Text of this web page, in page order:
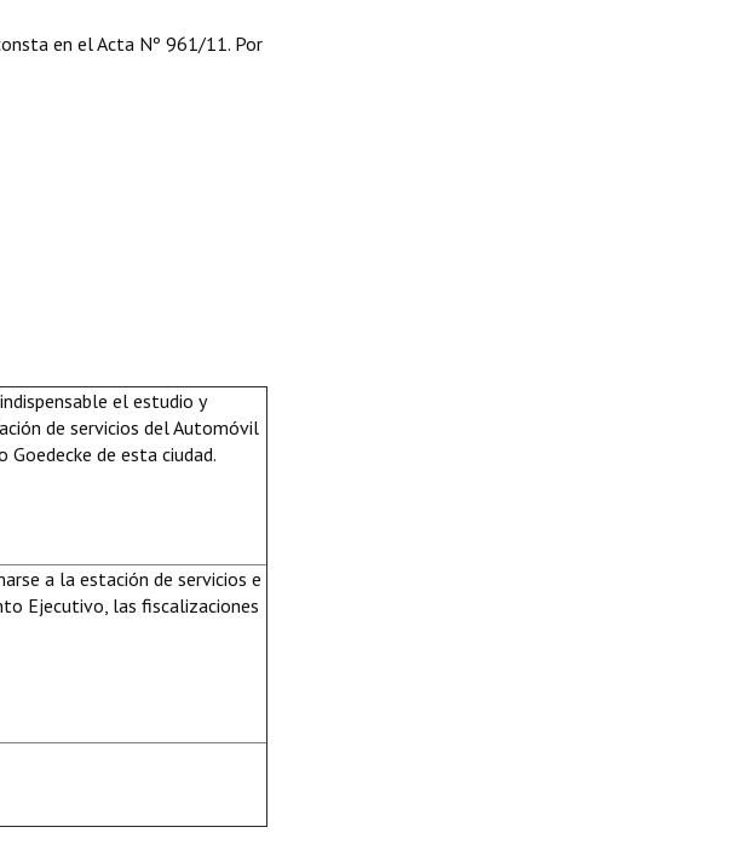
en el Acta Nº 961/11. Por
el estudio y
de servicios del Automóvil
de esta ciudad.
a la estación de servicios e
Ejecutivo, las fiscalizaciones